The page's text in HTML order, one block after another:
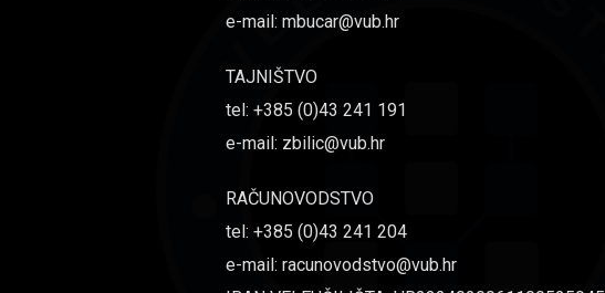
e-mail: mbucar@vub.hr
TAJNIŠTVO
tel: +385 (0)43 241 191
e-mail: zbilic@vub.hr
RAČUNOVODSTVO
tel: +385 (0)43 241 204
e-mail: racunovodstvo@vub.hr